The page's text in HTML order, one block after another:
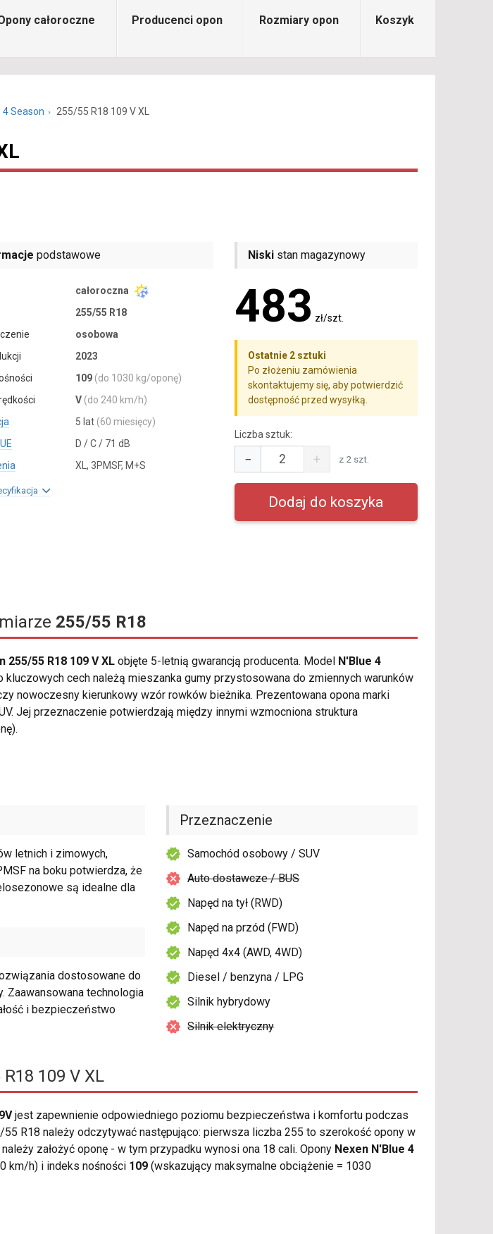
całoroczne Producenci opon Rozmiary opon Koszyk
4 Season 255/55 R18 109 V XL
podstawowe
całoroczna
255/55 R18
osobowa
2023
109 (do 1030 kg/oponę)
V (do 240 km/h)
5 lat (60 miesięcy)
D / C / 71 dB
XL, 3PMSF, M+S
Niskistan magazynowy
483 zł/szt.
Ostatnie 2 sztuki
Po złożeniu zamówienia
skontaktujemy się, aby potwierdzić
dostępność przed wysyłką.
Liczba sztuk:
− + z 2 szt.
255/55 R18
255/55 R18 109 V XL objęte 5-letnią gwarancją producenta. Model N'Blue 4
cech należą mieszanka gumy przystosowana do zmiennych warunków
nowoczesny kierunkowy wzór rowków bieżnika. Prezentowana opona marki
Jej przeznaczenie potwierdzają między innymi wzmocniona struktura
letnich i zimowych,
na boku potwierdza, że
są idealne dla
dostosowane do
Zaawansowana technologia
i bezpieczeństwo
Przeznaczenie
Samochód osobowy / SUV
Auto dostawcze / BUS
Napęd na tył (RWD)
Napęd na przód (FWD)
Napęd 4x4 (AWD, 4WD)
Diesel / benzyna / LPG
Silnik hybrydowy
Silnik elektryczny
109 V XL
jest zapewnienie odpowiedniego poziomu bezpieczeństwa i komfortu podczas
R18 należy odczytywać następująco: pierwsza liczba 255 to szerokość opony w
założyć oponę - w tym przypadku wynosi ona 18 cali. Opony Nexen N'Blue 4
km/h) i indeks nośności 109 (wskazujący maksymalne obciążenie = 1030